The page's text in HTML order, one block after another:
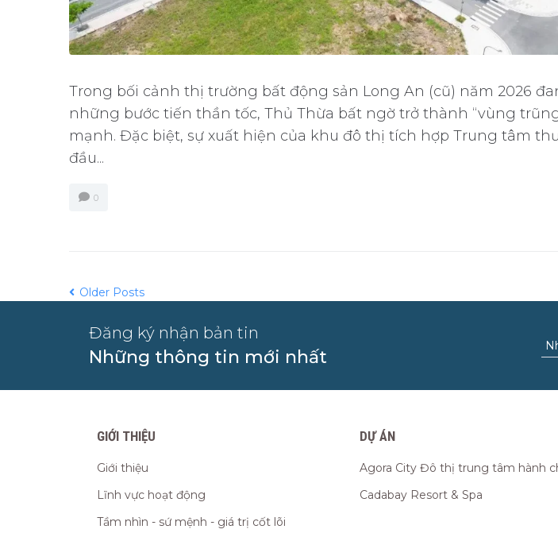
Trong bối cảnh thị trường bất động sản Long An (cũ) năm 2026
những bước tiến thần tốc, Thủ Thừa bất ngờ trở thành “vùng
mạnh. Đặc biệt, sự xuất hiện của khu đô thị tích hợp Trung tâm
đầu...
0
Older Posts
Đăng ký nhận bản tin
Những thông tin mới nhất
GIỚI THIỆU
Giới thiệu
Lĩnh vực hoạt động
Tầm nhìn - sứ mệnh - giá trị cốt lõi
DỰ ÁN
Agora City Đô thị trung tâm hành
Cadabay Resort & Spa